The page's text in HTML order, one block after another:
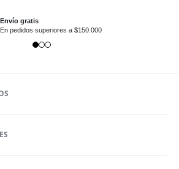
Envío gratis
En pedidos superiores a $150.000